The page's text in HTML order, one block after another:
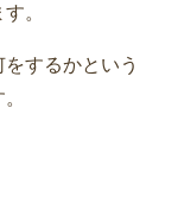
。
するかという